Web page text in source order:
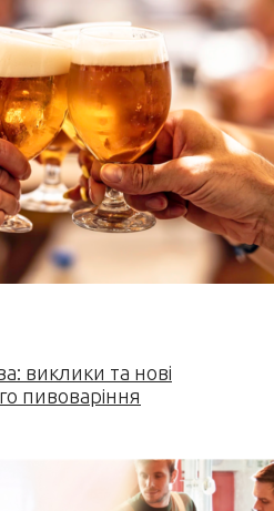
виклики та нові
пивоваріння